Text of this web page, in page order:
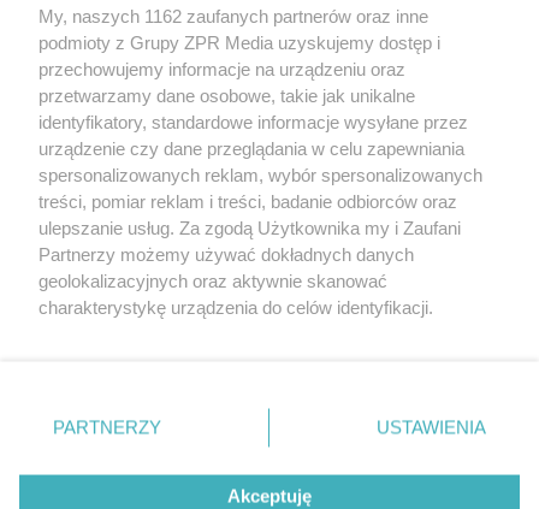
Żaden utwór zamieszczony w serwisie nie może być powielany i
rozpowszechniany lub dalej rozpowszechniany w jakikolwiek sposób (w
tym także elektroniczny lub mechaniczny) na jakimkolwiek polu
eksploatacji w jakiejkolwiek formie, włącznie z umieszczaniem w
Internecie bez pisemnej zgody właściciela praw. Jakiekolwiek użycie lub
wykorzystanie utworów w całości lub w części z naruszeniem prawa,
tzn. bez właściwej zgody, jest zabronione pod groźbą kary i może być
ścigane prawnie.
© 2026 Grupa ZPR Media
My, naszych 1162 zaufanych partnerów oraz inne
podmioty z Grupy ZPR Media uzyskujemy dostęp i
przechowujemy informacje na urządzeniu oraz
przetwarzamy dane osobowe, takie jak unikalne
identyfikatory, standardowe informacje wysyłane przez
urządzenie czy dane przeglądania w celu zapewniania
spersonalizowanych reklam, wybór spersonalizowanych
treści, pomiar reklam i treści, badanie odbiorców oraz
ulepszanie usług. Za zgodą Użytkownika my i Zaufani
Partnerzy możemy używać dokładnych danych
geolokalizacyjnych oraz aktywnie skanować
charakterystykę urządzenia do celów identyfikacji.
zmienić/wycofać klikając przycisk ustawień prywatności
znajdujący się w lewym dolnym rogu strony
rodzaje przetwarzania danych nie wymagają zgody
użytkownika, ale masz prawo sprzeciwić się takiemu
PARTNERZY USTAWIENIA
Akceptuję